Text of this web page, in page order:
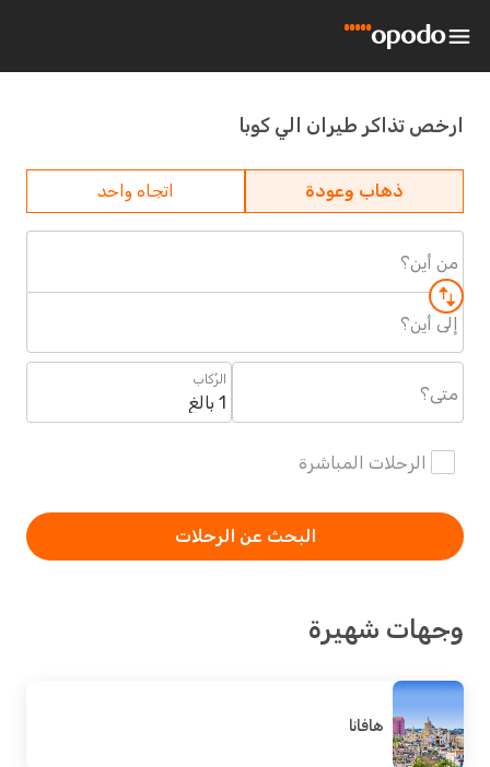
ارخص تذاكر طيران الي كوبا
ذهاب وعودة اتجاه واحد
من أين؟
إلى أين؟
متى؟
الرُكاب
1 بالغ
الرحلات المباشرة
البحث عن الرحلات
وجهات شهيرة
هافانا